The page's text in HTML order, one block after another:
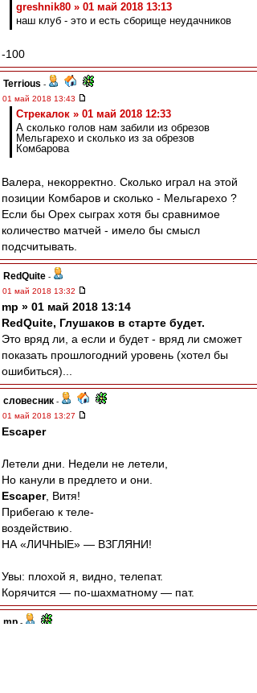
greshnik80 » 01 май 2018 13:13
наш клуб - это и есть сборище неудачников
-100
Terrious -
01 май 2018 13:43
Стрекалок » 01 май 2018 12:33
А сколько голов нам забили из обрезов
Мельгарехо и сколько из за обрезов
Комбарова
Валера, некорректно. Сколько играл на этой
позиции Комбаров и сколько - Мельгарехо ?
Если бы Орех сыграх хотя бы сравнимое
количество матчей - имело бы смысл
подсчитывать.
RedQuite -
01 май 2018 13:32
mp » 01 май 2018 13:14
RedQuite, Глушаков в старте будет.
Это вряд ли, а если и будет - вряд ли сможет
показать прошлогодний уровень (хотел бы
ошибиться)...
словесник -
01 май 2018 13:27
Escaper
Летели дни. Недели не летели,
Но канули в предлето и они.
Escaper, Витя!
Прибегаю к теле-
воздействию.
НА «ЛИЧНЫЕ» — ВЗГЛЯНИ!
Увы: плохой я, видно, телепат.
Корячится — по-шахматному — пат.
mp -